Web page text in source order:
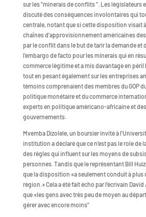
sur les "minerais de conflits ". Les législateurs
discuté des conséquences involontaires qui
centrale, notant que si cette disposition visait
chaînes d'approvisionnement américaines
par le conflit dans le but de tarir la demande et
l'embargo de facto pour les minerais qui en
commerce légitime et a mis davantage en
tout en pesant également sur les entreprises
témoins comprenaient des membres du GOP
politique monétaire et du commerce
experts en politique américano-africaine et
gouvernements.
Mvemba Dizolele, un boursier invité à
institution a déclaré que ce n'est pas le role de
des règles qui influent sur les moyens de
personnes. Tandis que le représentant Bill
que la disposition «a seulement conduit à plus
région.» Cela a été fait écho par l'écrivain
que «les gens avec très peu de moyen au
gérer avec encore moins"